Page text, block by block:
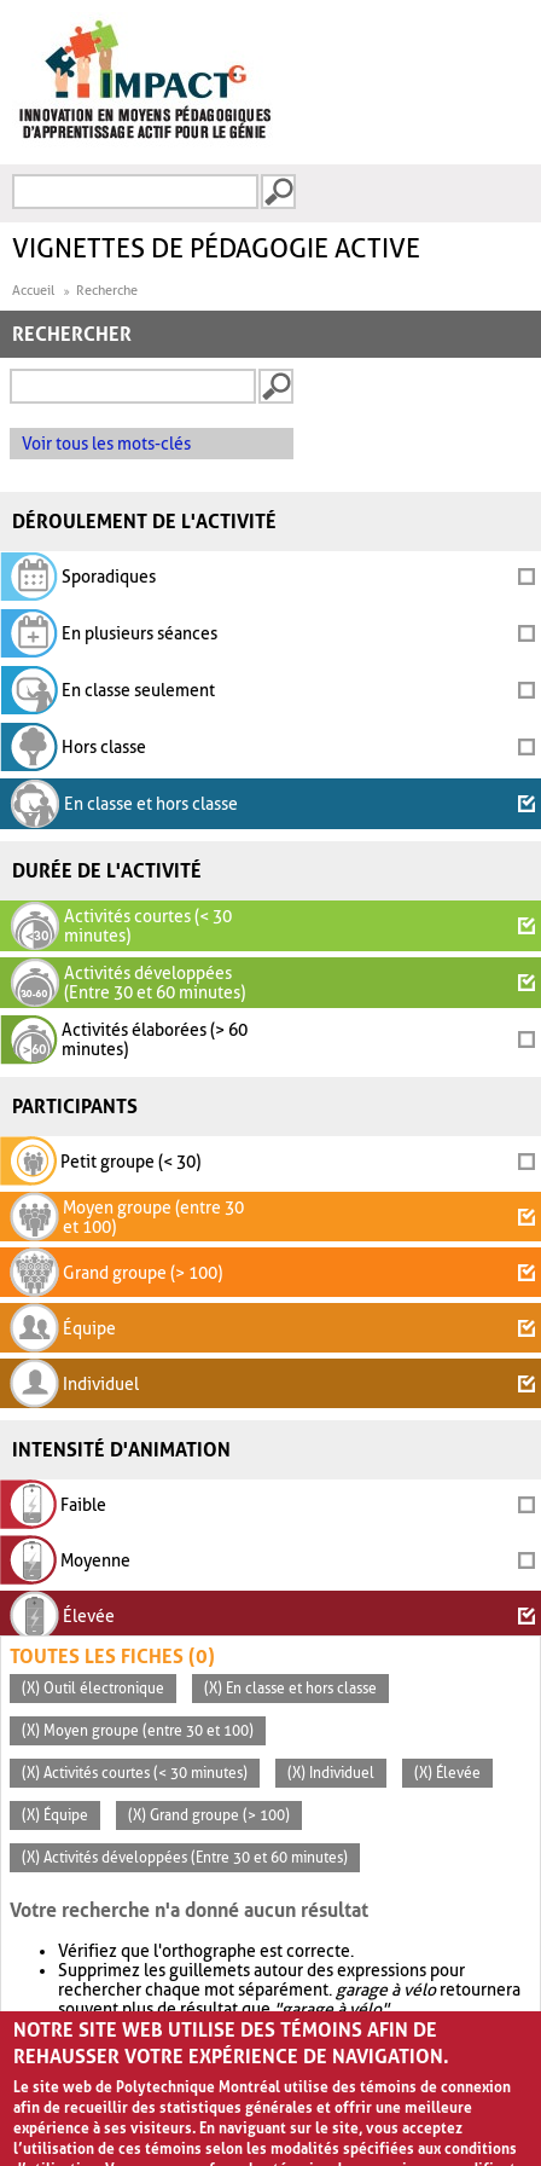
FORMULAIRE DE
VIGNETTES DE PÉDAGOGIE ACTIVE
Accueil Recherche
RECHERCHER
Voir tous les mots-clés
DÉROULEMENT DE L'ACTIVITÉ
Sporadiques
En plusieurs séances
En classe seulement
Hors classe
En classe et hors classe
DURÉE DE L'ACTIVITÉ
Activités courtes (< 30
minutes)
Activités développées
(Entre 30 et 60 minutes)
Activités élaborées (> 60
minutes)
PARTICIPANTS
Petit groupe (< 30)
Moyen groupe (entre 30
et 100)
Grand groupe (> 100)
Équipe
Individuel
INTENSITÉ D'ANIMATION
Faible
Moyenne
Élevée
TOUTES LES FICHES (0)
(X) Outil électronique (X) En classe et hors classe
(X) Moyen groupe (entre 30 et 100)
(X) Activités courtes (< 30 minutes) (X) Individuel (X) Élevée
(X) Équipe (X) Grand groupe (> 100)
(X) Activités développées (Entre 30 et 60 minutes)
Votre recherche n'a donné aucun résultat
Vérifiez que l'orthographe est correcte.
Supprimez les guillemets autour des expressions pour
rechercher chaque mot séparément. garage à véloretournera
souvent plus de résultat que"garage à vélo".
Envisagez d'élargir votre recherche avec OR.garage OR vélo
retournera souvent plus de résultat quegarage à vélo
NOTRE SITE WEB UTILISE DES TÉMOINS AFIN DE
REHAUSSER VOTRE EXPÉRIENCE DE NAVIGATION.
Le site web de Polytechnique Montréal utilise des témoins de connexion
afin de recueillir des statistiques générales et offrir une meilleure
expérience à ses visiteurs. En naviguant sur le site, vous acceptez
l’utilisation de ces témoins selon les modalités spécifiées aux conditions